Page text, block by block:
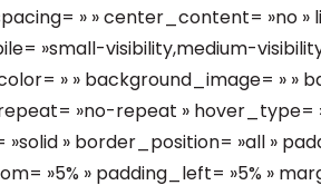
» » center_content= »no
»small-visibility,medium-
» » background_image= » »
»no-repeat » hover_type=
» border_position= »all »
»5% » padding_left= »5% »